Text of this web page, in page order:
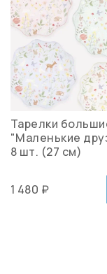
Тарелки
"Маленькие
8 шт. (27 см)
1 480 ₽